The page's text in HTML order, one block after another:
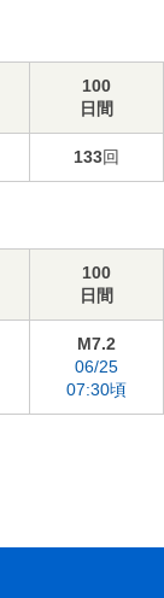
100
日間
133回
100
日間
M7.2
06/25
07:30頃